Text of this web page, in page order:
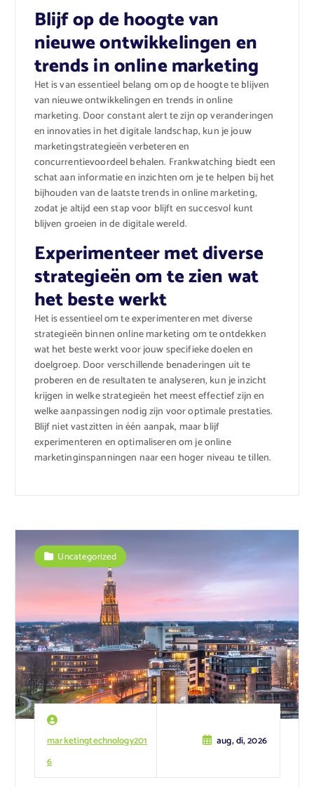
Blijf op de hoogte van
nieuwe ontwikkelingen en
trends in online marketing
Het is van essentieel belang om op de hoogte te blijven
van nieuwe ontwikkelingen en trends in online
marketing. Door constant alert te zijn op veranderingen
en innovaties in het digitale landschap, kun je jouw
marketingstrategieën verbeteren en
concurrentievoordeel behalen. Frankwatching biedt een
schat aan informatie en inzichten om je te helpen bij het
bijhouden van de laatste trends in online marketing,
zodat je altijd een stap voor blijft en succesvol kunt
blijven groeien in de digitale wereld.
Experimenteer met diverse
strategieën om te zien wat
het beste werkt
Het is essentieel om te experimenteren met diverse
strategieën binnen online marketing om te ontdekken
wat het beste werkt voor jouw specifieke doelen en
doelgroep. Door verschillende benaderingen uit te
proberen en de resultaten te analyseren, kun je inzicht
krijgen in welke strategieën het meest effectief zijn en
welke aanpassingen nodig zijn voor optimale prestaties.
Blijf niet vastzitten in één aanpak, maar blijf
experimenteren en optimaliseren om je online
marketinginspanningen naar een hoger niveau te tillen.
marketingtechnology201
6
aug, di, 2026
Uncategorized